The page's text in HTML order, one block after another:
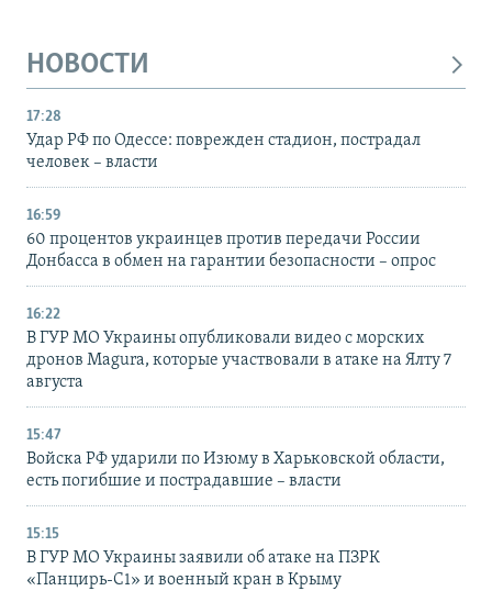
НОВОСТИ
17:28
Удар РФ по Одессе: поврежден стадион, пострадал
человек – власти
16:59
60 процентов украинцев против передачи России
Донбасса в обмен на гарантии безопасности – опрос
16:22
В ГУР МО Украины опубликовали видео с морских
дронов Magura, которые участвовали в атаке на Ялту 7
августа
15:47
Войска РФ ударили по Изюму в Харьковской области,
есть погибшие и пострадавшие – власти
15:15
В ГУР МО Украины заявили об атаке на ПЗРК
«Панцирь-С1» и военный кран в Крыму